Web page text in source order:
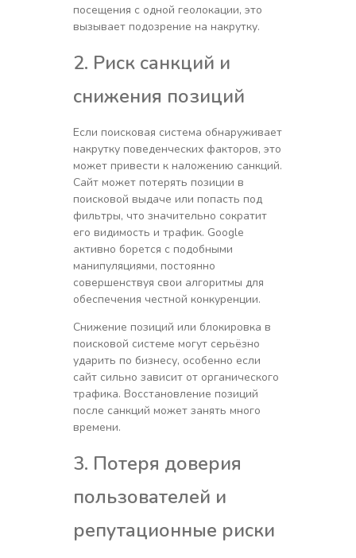
посещения с одной геолокации, это
вызывает подозрение на накрутку.
2. Риск санкций и
снижения позиций
Если поисковая система обнаруживает
накрутку поведенческих факторов, это
может привести к наложению санкций.
Сайт может потерять позиции в
поисковой выдаче или попасть под
фильтры, что значительно сократит
его видимость и трафик. Google
активно борется с подобными
манипуляциями, постоянно
совершенствуя свои алгоритмы для
обеспечения честной конкуренции.
Снижение позиций или блокировка в
поисковой системе могут серьёзно
ударить по бизнесу, особенно если
сайт сильно зависит от органического
трафика. Восстановление позиций
после санкций может занять много
времени.
3. Потеря доверия
пользователей и
репутационные риски